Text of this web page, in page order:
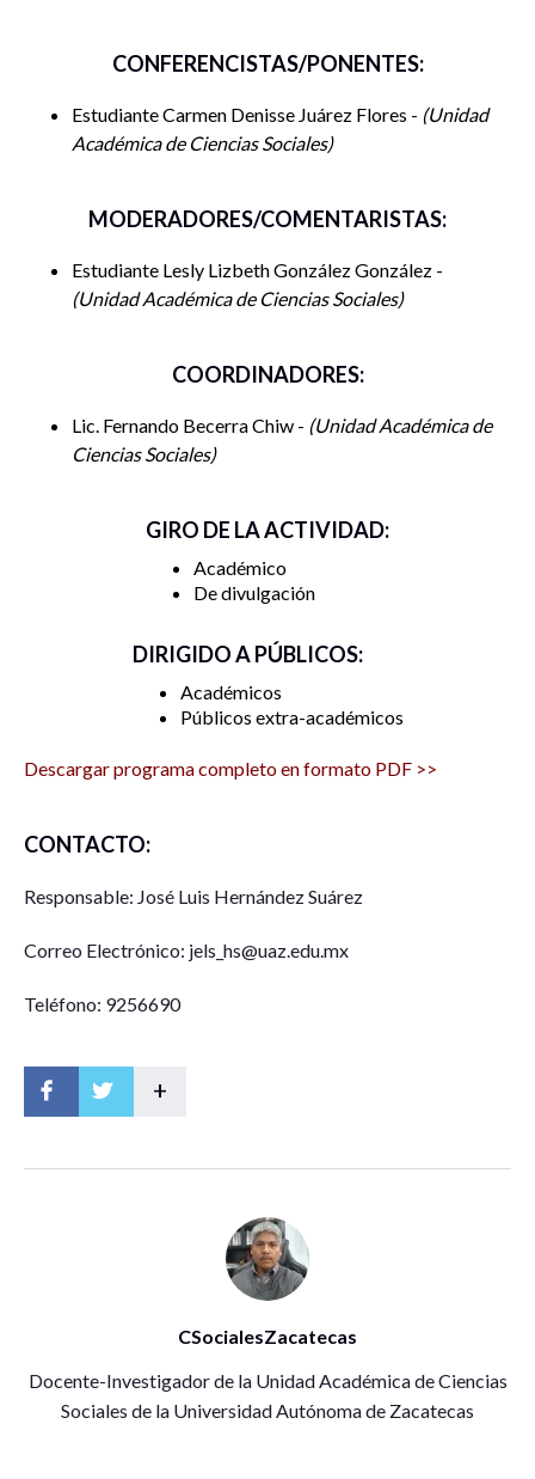
adolescentes y una mejor adaptación social.
CONFERENCISTAS/PONENTES:
Estudiante Carmen Denisse Juárez Flores - Unidad
Académica de Ciencias Sociales
MODERADORES/COMENTARISTAS:
Estudiante Lesly Lizbeth González González -
Unidad Académica de Ciencias Sociales
COORDINADORES:
Lic. Fernando Becerra Chiw - Unidad Académica de
Ciencias Sociales
GIRO DE LA ACTIVIDAD:
Académico
De divulgación
DIRIGIDO A PÚBLICOS:
Académicos
Públicos extra-académicos
Descargar programa completo en formato PDF >>
CONTACTO:
Responsable: José Luis Hernández Suárez
Correo Electrónico: jels_hs@uaz.edu.mx
Teléfono: 9256690
+
CSocialesZacatecas
Docente-Investigador de la Unidad Académica de Ciencias
Sociales de la Universidad Autónoma de Zacatecas